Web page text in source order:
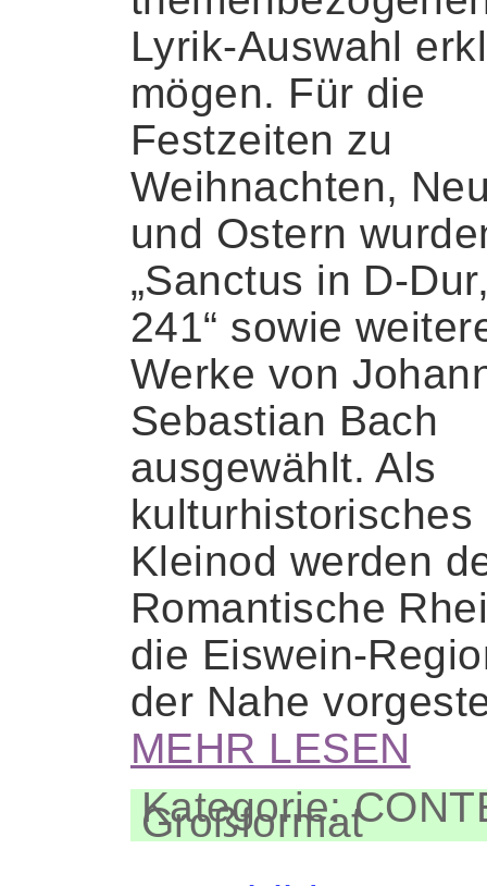
Lyrik-Auswahl
mögen. Für die
Festzeiten zu
Weihnachten,
und Ostern
„Sanctus in D-
241“ sowie
Werke von
Sebastian Bach
ausgewählt. Als
kulturhistorisches
Kleinod werden
Romantische
die Eiswein-
der Nahe
MEHR LESEN
Kategorie:
Großformat